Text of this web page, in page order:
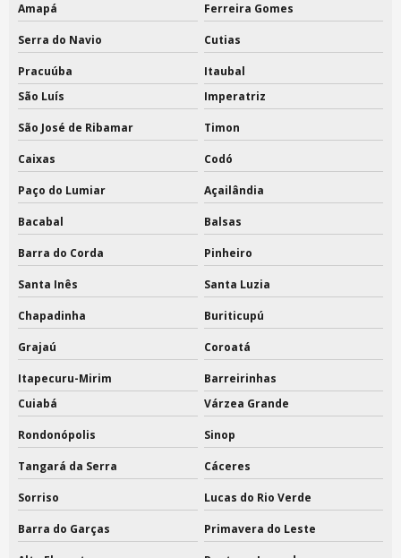
Amapá Ferreira Gomes
Serra do Navio Cutias
Pracuúba
Itaubal
São Luís
Imperatriz
São José de Ribamar Timon
Caixas Codó
Paço do Lumiar Açailândia
Bacabal Balsas
Barra do Corda Pinheiro
Santa Inês Santa Luzia
Chapadinha Buriticupú
Grajaú Coroatá
Itapecuru-Mirim
Barreirinhas
Cuiabá
Várzea Grande
Rondonópolis Sinop
Tangará da Serra Cáceres
Sorriso Lucas do Rio Verde
Barra do Garças Primavera do Leste